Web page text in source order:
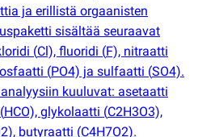
ja erillistä orgaanisten
sisältää seuraavat
(Cl), fluoridi (F), nitraatti
(PO4) ja sulfaatti (SO4).
kuuluvat: asetaatti
(HCO), glykolaatti (C2H3O3),
butyraatti (C4H7O2).